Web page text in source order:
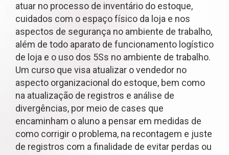
atuar no processo de inventário do estoque,
cuidados com o espaço físico da loja e nos
aspectos de segurança no ambiente de trabalho,
além de todo aparato de funcionamento logístico
de loja e o uso dos 5Ss no ambiente de trabalho.
Um curso que visa atualizar o vendedor no
aspecto organizacional do estoque, bem como
na atualização de registros e análise de
divergências, por meio de cases que
encaminham o aluno a pensar em medidas de
como corrigir o problema, na recontagem e juste
de registros com a finalidade de evitar perdas ou